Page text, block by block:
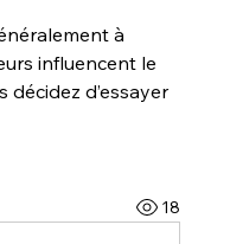
à
influencent le
d’essayer
18